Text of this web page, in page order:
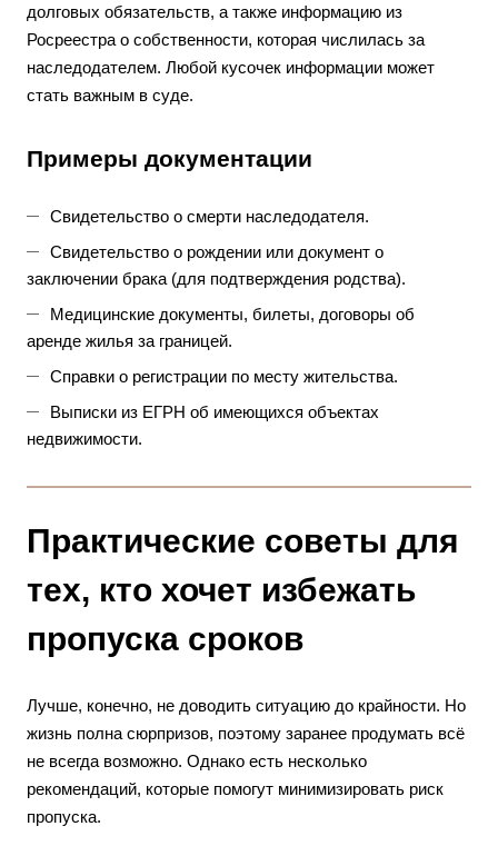
долговых обязательств, а также информацию из
Росреестра о собственности, которая числилась за
наследодателем. Любой кусочек информации может
стать важным в суде.
Примеры документации
Свидетельство о смерти наследодателя.
Свидетельство о рождении или документ о
заключении брака (для подтверждения родства).
Медицинские документы, билеты, договоры об
аренде жилья за границей.
Справки о регистрации по месту жительства.
Выписки из ЕГРН об имеющихся объектах
недвижимости.
Практические советы для
тех, кто хочет избежать
пропуска сроков
Лучше, конечно, не доводить ситуацию до крайности. Но
жизнь полна сюрпризов, поэтому заранее продумать всё
не всегда возможно. Однако есть несколько
рекомендаций, которые помогут минимизировать риск
пропуска.